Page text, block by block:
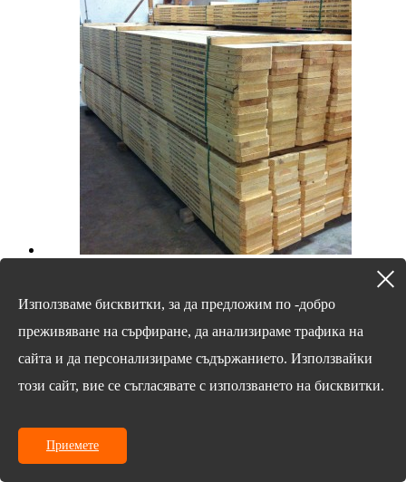
Използваме бисквитки, за да предложим по -добро
преживяване на сърфиране, да анализираме трафика на
сайта и да персонализираме съдържанието. Използвайки
този сайт, вие се съгласявате с използването на бисквитки.
Приемете